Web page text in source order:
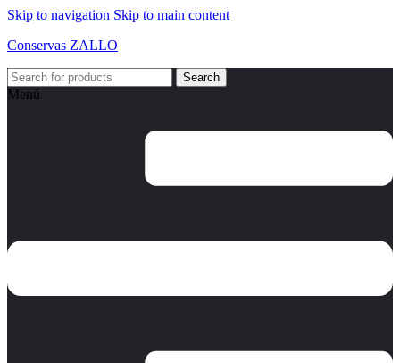
Skip to navigation Skip to main content
Conservas ZALLO
Search
Menú